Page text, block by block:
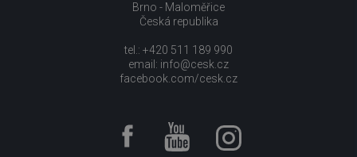
Brno - Maloměřice
Česká republika
tel.: +420 511 189 990
email: info@cesk.cz
facebook.com/cesk.cz